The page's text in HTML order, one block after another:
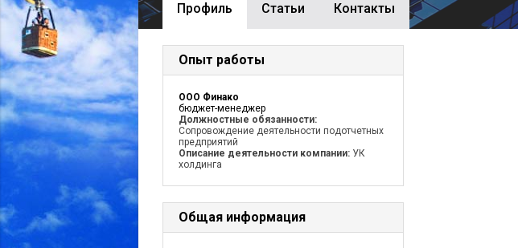
Профиль Cтатьи Контакты
Опыт работы
ООО Финако
бюджет-менеджер
Должностные обязанности:
Сопровождение деятельности подотчетных
предприятий
Описание деятельности компании: УК
холдинга
Общая информация